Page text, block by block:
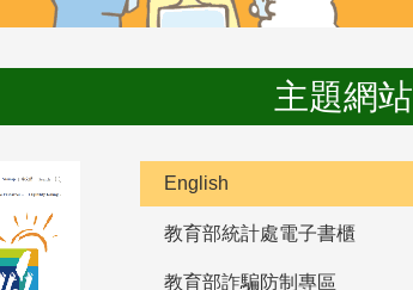
主題網站
English
教育部統計處電子書櫃
教育部詐騙防制專區